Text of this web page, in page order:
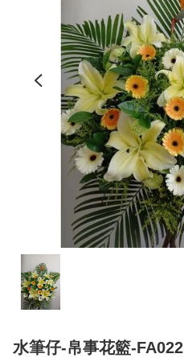
水筆仔-帛事花籃-FA022